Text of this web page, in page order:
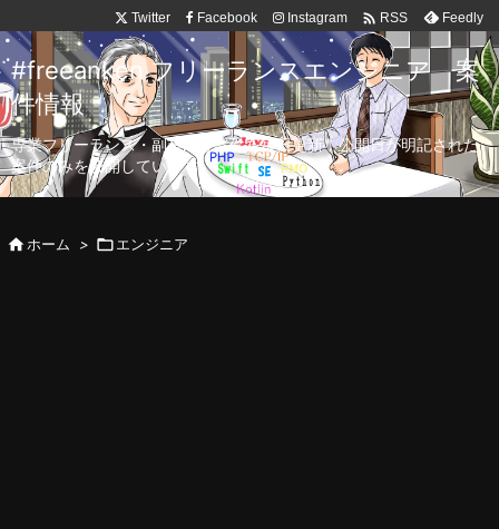
Twitter Facebook Instagram  RSS Feedly
#freeanken フリーランスエンジニア 案
件情報
専業フリーランス・副業向け案件を毎日更新！公開日が明記された
案件のみを公開しています。
ホーム > エンジニア